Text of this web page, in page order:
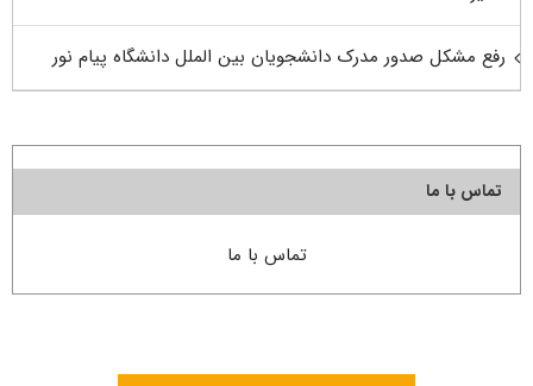
رفع مشکل صدور مدرک دانشجویان بین الملل دانشگاه پیام نور
تماس با ما
تماس با ما